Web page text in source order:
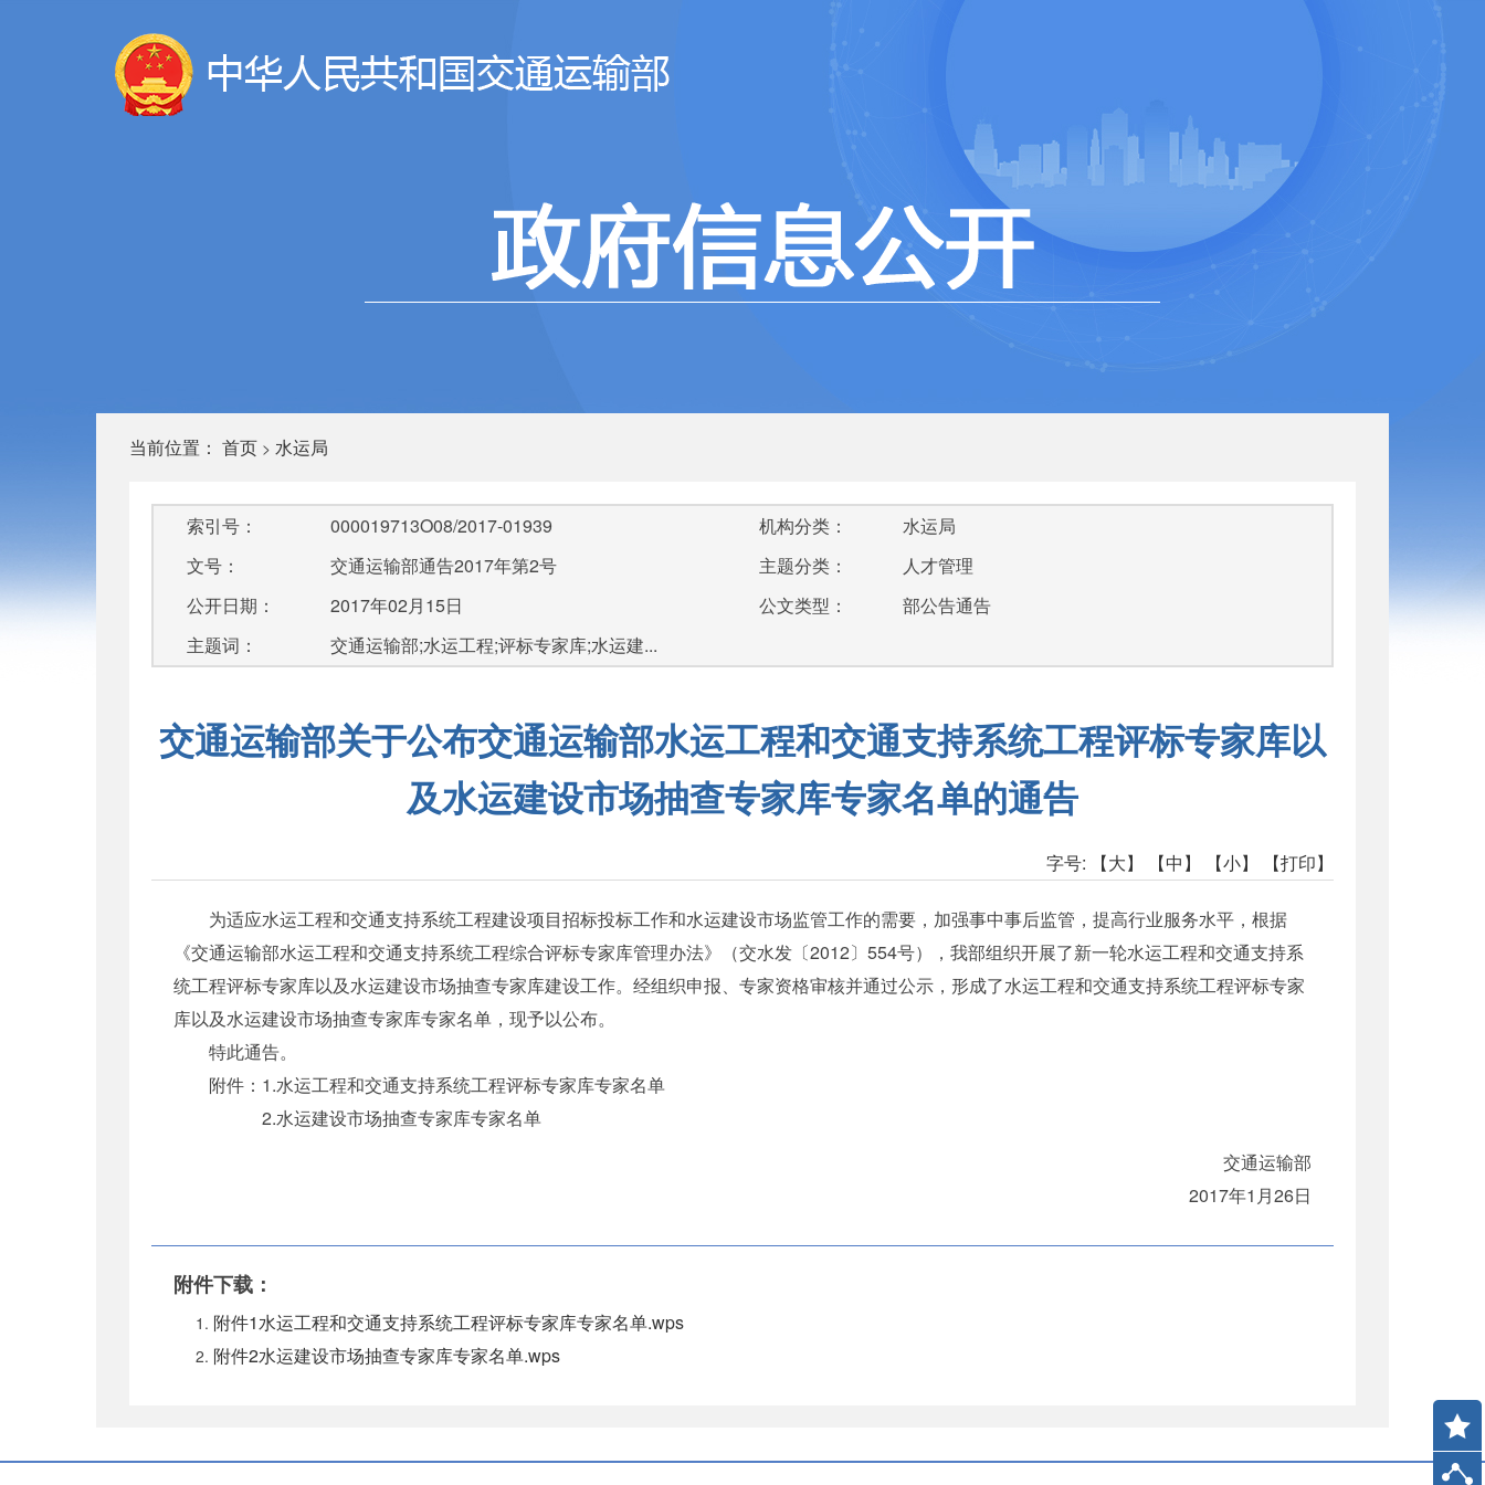
当前位置： 首页 > 水运局
索引号：
000019713O08/2017-01939
文号：
交通运输部通告2017年第2号
公开日期：
2017年02月15日
主题词：
交通运输部;水运工程;评标专家库;水运建...
机构分类：
水运局
主题分类：
人才管理
公文类型：
部公告通告
交通运输部关于公布交通运输部水运工程和交通支持系统工程评标专家库以
及水运建设市场抽查专家库专家名单的通告
字号: 【大】 【中】 【小】 【打印】
为适应水运工程和交通支持系统工程建设项目招标投标工作和水运建设市场监管工作的需要，加强事中事后监管，提高行业服务水平，根据
《交通运输部水运工程和交通支持系统工程综合评标专家库管理办法》（交水发〔2012〕554号），我部组织开展了新一轮水运工程和交通支持系
统工程评标专家库以及水运建设市场抽查专家库建设工作。经组织申报、专家资格审核并通过公示，形成了水运工程和交通支持系统工程评标专家
库以及水运建设市场抽查专家库专家名单，现予以公布。
特此通告。
附件：1.水运工程和交通支持系统工程评标专家库专家名单
2.水运建设市场抽查专家库专家名单
交通运输部
2017年1月26日
附件下载：
附件1水运工程和交通支持系统工程评标专家库专家名单.wps
附件2水运建设市场抽查专家库专家名单.wps